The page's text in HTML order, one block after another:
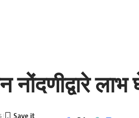
नोंदणीद्वारे